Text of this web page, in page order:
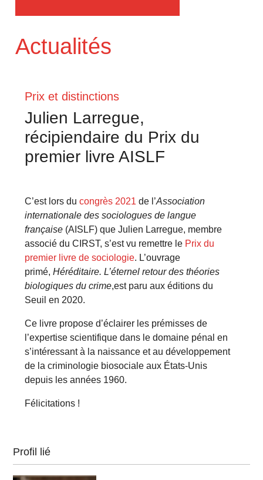
Actualités
Prix et distinctions
Julien Larregue,
récipiendaire du Prix du
premier livre AISLF
C’est lors ducongrès 2021 de l’Association
internationale des sociologues de langue
française (AISLF) que Julien Larregue, membre
associé du CIRST, s’est vu remettre le Prix du
premier livre de sociologie. L’ouvrage
primé,Héréditaire. L’éternel retour des théories
biologiques du crime,est paru aux éditions du
Seuil en 2020.
Ce livre propose d’éclairer les prémisses de
l’expertise scientifique dans le domaine pénal en
s’intéressant à la naissance et au développement
de la criminologie biosociale aux États-Unis
depuis les années 1960.
Félicitations !
Profil lié